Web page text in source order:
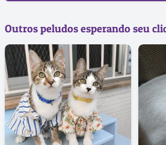
Outros peludos esperando seu